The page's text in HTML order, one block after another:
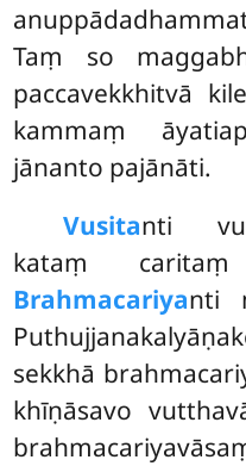
Taṃ so
paccavekkhitvā
kammaṃ
jānanto pajānāti.
Vusitanti
kataṃ
Brahmacariyanti
sekkhā
khīṇāsavo